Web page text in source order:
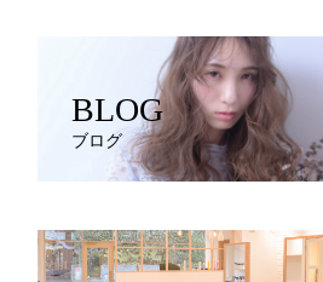
BLOG
ブログ